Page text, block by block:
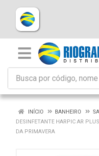
INÍCIO BANHEIRO
DESINFETANTE HARPIC AR
DA PRIMAVERA